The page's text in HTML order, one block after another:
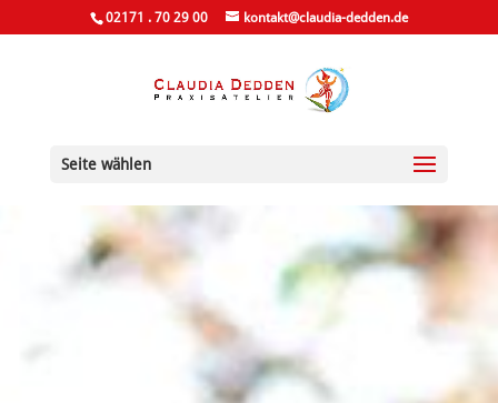
02171 . 70 29 00 kontakt@claudia-dedden.de
Seite wählen